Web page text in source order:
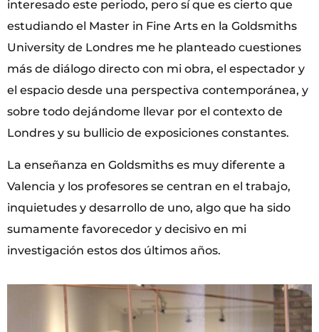
interesado este periodo, pero sí que es cierto que
estudiando el Master in Fine Arts en la Goldsmiths
University de Londres me he planteado cuestiones
más de diálogo directo con mi obra, el espectador y
el espacio desde una perspectiva contemporánea, y
sobre todo dejándome llevar por el contexto de
Londres y su bullicio de exposiciones constantes.
La enseñanza en Goldsmiths es muy diferente a
Valencia y los profesores se centran en el trabajo,
inquietudes y desarrollo de uno, algo que ha sido
sumamente favorecedor y decisivo en mi
investigación estos dos últimos años.